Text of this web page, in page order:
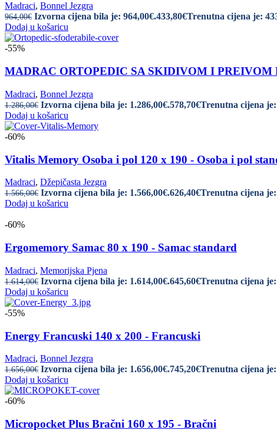
Madraci, Bonnel Jezgra
964,00€ Izvorna cijena bila je: 964,00€.433,80€Trenutna cijena je:
Dodaj u košaricu
-55%
MADRAC ORTOPEDIC SA SKIDIVOM I PREIVOM
Madraci, Bonnel Jezgra
1.286,00€ Izvorna cijena bila je: 1.286,00€.578,70€Trenutna cijena je:
Dodaj u košaricu
-60%
Vitalis Memory Osoba i pol 120 x 190 - Osoba i pol
Madraci, Džepičasta Jezgra
1.566,00€ Izvorna cijena bila je: 1.566,00€.626,40€Trenutna cijena je:
Dodaj u košaricu
-60%
Ergomemory Samac 80 x 190 - Samac standard
Madraci, Memorijska Pjena
1.614,00€ Izvorna cijena bila je: 1.614,00€.645,60€Trenutna cijena je:
Dodaj u košaricu
-55%
Energy Francuski 140 x 200 - Francuski
Madraci, Bonnel Jezgra
1.656,00€ Izvorna cijena bila je: 1.656,00€.745,20€Trenutna cijena je:
Dodaj u košaricu
-60%
Micropocket Plus Bračni 160 x 195 - Bračni